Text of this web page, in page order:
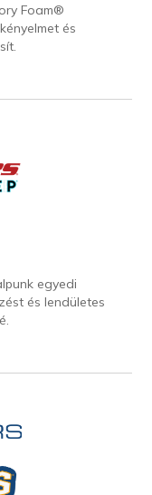
Foam®
és
egyedi
és lendületes